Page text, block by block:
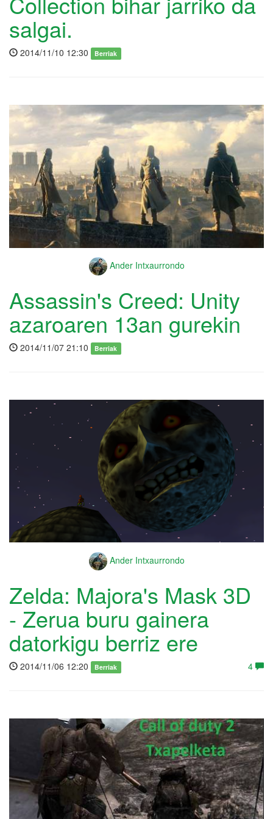
salgai.
2014/11/10 12:30 Berriak
Ander Intxaurrondo
Assassin's Creed: Unity
azaroaren 13an gurekin
2014/11/07 21:10 Berriak
Ander Intxaurrondo
Zelda: Majora's Mask 3D
- Zerua buru gainera
datorkigu berriz ere
2014/11/06 12:20 Berriak 4